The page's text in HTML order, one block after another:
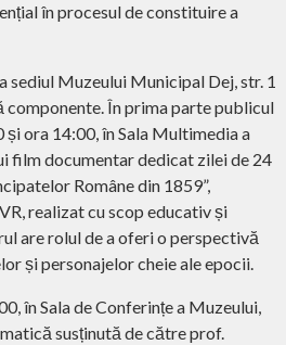
în procesul de constituire a
sediul Muzeului Municipal Dej, str. 1
componente. În prima parte publicul
ora 14:00, în Sala Multimedia a
film documentar dedicat zilei de 24
Române din 1859”,
realizat cu scop educativ și
are rolul de a oferi o perspectivă
și personajelor cheie ale epocii.
în Sala de Conferințe a Muzeului,
susținută de către prof.